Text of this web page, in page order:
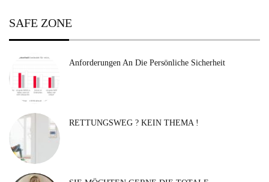
SAFE ZONE
Anforderungen An Die Persönliche Sicherheit
RETTUNGSWEG ? KEIN THEMA !